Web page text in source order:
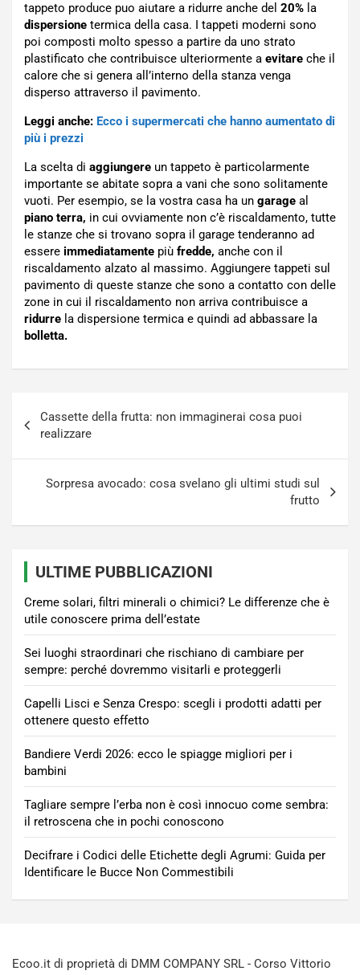
tappeto produce puo aiutare a ridurre anche del 20% la
dispersione termica della casa. I tappeti moderni sono
poi composti molto spesso a partire da uno strato
plastificato che contribuisce ulteriormente a evitare che il
calore che si genera all’interno della stanza venga
disperso attraverso il pavimento.
Leggi anche: Ecco i supermercati che hanno aumentato di
più i prezzi
La scelta di aggiungere un tappeto è particolarmente
importante se abitate sopra a vani che sono solitamente
vuoti. Per esempio, se la vostra casa ha un garage al
piano terra, in cui ovviamente non c’è riscaldamento, tutte
le stanze che si trovano sopra il garage tenderanno ad
essere immediatamente più fredde, anche con il
riscaldamento alzato al massimo. Aggiungere tappeti sul
pavimento di queste stanze che sono a contatto con delle
zone in cui il riscaldamento non arriva contribuisce a
ridurre la dispersione termica e quindi ad abbassare la
bolletta.
articoli
Cassette della frutta: non immaginerai cosa puoi
realizzare
Sorpresa avocado: cosa svelano gli ultimi studi sul
frutto
ULTIME PUBBLICAZIONI
Creme solari, filtri minerali o chimici? Le differenze che è
utile conoscere prima dell’estate
Sei luoghi straordinari che rischiano di cambiare per
sempre: perché dovremmo visitarli e proteggerli
Capelli Lisci e Senza Crespo: scegli i prodotti adatti per
ottenere questo effetto
Bandiere Verdi 2026: ecco le spiagge migliori per i
bambini
Tagliare sempre l’erba non è così innocuo come sembra:
il retroscena che in pochi conoscono
Decifrare i Codici delle Etichette degli Agrumi: Guida per
Identificare le Bucce Non Commestibili
Ecoo.it di proprietà di DMM COMPANY SRL - Corso Vittorio